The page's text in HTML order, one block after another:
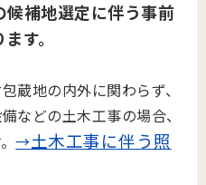
補地選定に伴う事前
す。
蔵地の内外に関わらず、
などの土木工事の場合、
→土木工事に伴う照